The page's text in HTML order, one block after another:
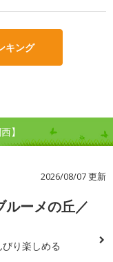
キング
】
2026/08/07 更新
ルーメの丘／
り楽しめる